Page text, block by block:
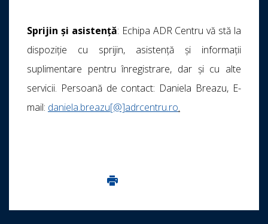
Sprijin și asistență: Echipa ADR Centru vă stă la
dispoziție cu sprijin, asistenţă și informaţii
suplimentare pentru înregistrare, dar și cu alte
servicii. Persoană de contact: Daniela Breazu, E-
mail: daniela.breazu[@]adrcentru.ro.
Imprima aceasta pagina